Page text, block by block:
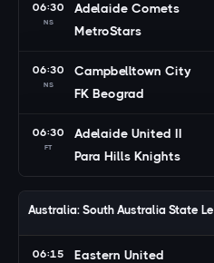
06:30
NS
Adelaide Comets
MetroStars
06:30
NS
Campbelltown City
FK Beograd
06:30
FT
Adelaide United II
Para Hills Knights
Australia: South Australia State
06:15 Eastern United